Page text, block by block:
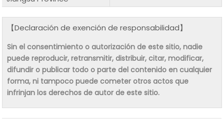
【Declaración de exención de responsabilidad】
Sin el consentimiento o autorización de este sitio, nadie
puede reproducir, retransmitir, distribuir, citar, modificar,
difundir o publicar todo o parte del contenido en cualquier
forma, ni tampoco puede cometer otros actos que
infrinjan los derechos de autor de este sitio.